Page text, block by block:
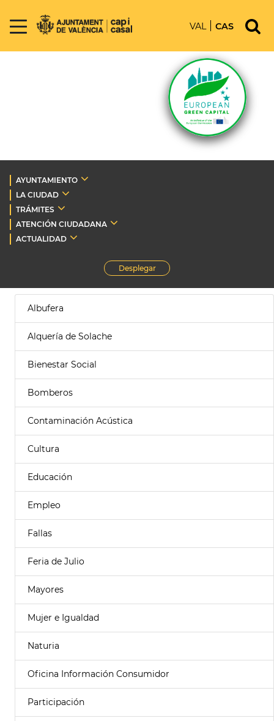
VAL CAS
AYUNTAMIENTO
LA CIUDAD
TRÁMITES
ATENCIÓN CIUDADANA
ACTUALIDAD
Desplegar
Albufera
Alquería de Solache
Bienestar Social
Bomberos
Contaminación Acústica
Cultura
Educación
Empleo
Fallas
Feria de Julio
Mayores
Mujer e Igualdad
Naturia
Oficina Información Consumidor
Participación